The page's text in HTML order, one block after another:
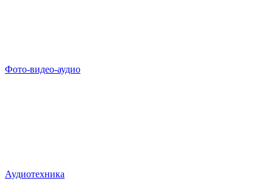
Фото-видео-аудио
Аудиотехника